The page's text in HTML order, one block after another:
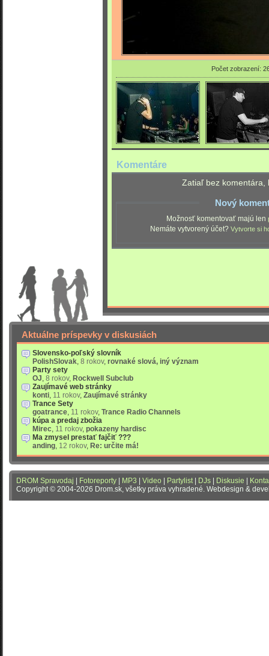
Počet zobrazení:
Komentáre
Zatiaľ bez komentára,
Nový
Možnosť komentovať majú len
Nemáte vytvorený účet? Vytvorte si
Aktuálne príspevky v diskusiách
Slovensko-poľský slovník
PolishSlovak, 8 rokov, rovnaké slová, iný význam
Party sety
OJ, 8 rokov, Rockwell Subclub
Zaujímavé web stránky
konti, 11 rokov, Zaujímavé stránky
Trance Sety
goatrance, 11 rokov, Trance Radio Channels
kúpa a predaj zbožia
Mirec, 11 rokov, pokazeny hardisc
Ma zmysel prestať fajčiť ???
anding, 12 rokov, Re: určite má!
DROM Spravodaj Fotoreporty MP3 Video Partylist| DJs Diskusie
Copyright © 2004-2026 Drom.sk, všetky práva vyhradené. Webdesign &